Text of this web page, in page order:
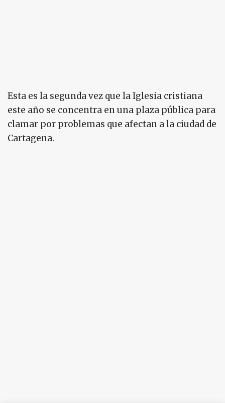
Esta es la segunda vez que la Iglesia cristiana
este año se concentra en una plaza pública para
clamar por problemas que afectan a la ciudad de
Cartagena.